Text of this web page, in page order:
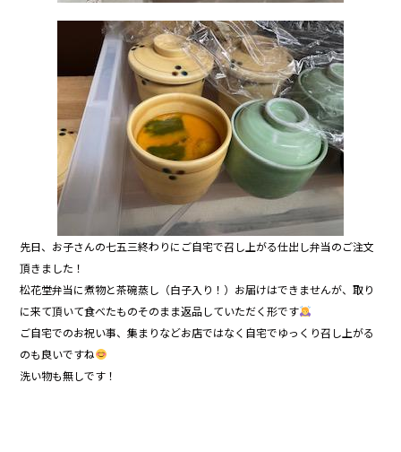
先日、お子さんの七五三終わりにご自宅で召し上がる仕出し弁当のご注文
頂きました！
松花堂弁当に煮物と茶碗蒸し（白子入り！）お届けはできませんが、取り
に来て頂いて食べたものそのまま返品していただく形です
ご自宅でのお祝い事、集まりなどお店ではなく自宅でゆっくり召し上がる
のも良いですね
洗い物も無しです！